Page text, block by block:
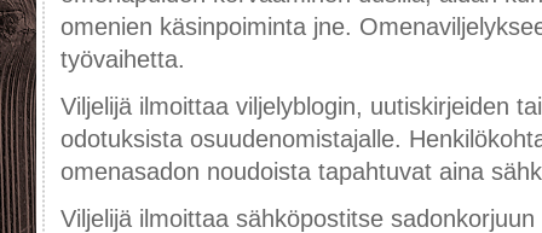
omenien käsinpoiminta jne.
työvaihetta.
Viljelijä ilmoittaa viljelyblogin, uutiskirjeiden
odotuksista osuudenomistajalle.
omenasadon noudoista tapahtuvat aina
Viljelijä ilmoittaa sähköpostitse